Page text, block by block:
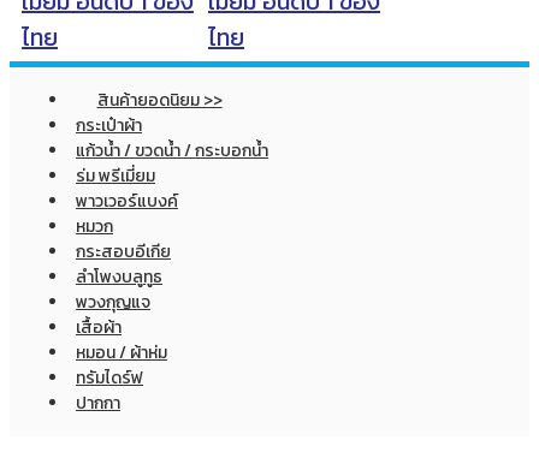
สินค้ายอดนิยม >>
กระเป๋าผ้า
แก้วน้ำ / ขวดน้ำ / กระบอกน้ำ
ร่ม พรีเมี่ยม
พาวเวอร์แบงค์
หมวก
กระสอบอีเกีย
ลำโพงบลูทูธ
พวงกุญแจ
เสื้อผ้า
หมอน / ผ้าห่ม
ทรัมไดร์ฟ
ปากกา